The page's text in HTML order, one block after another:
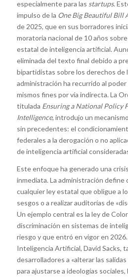
especialmente para las startups.
impulso de la One Big Beautiful Bill
de 2025, que en sus borradores
moratoria nacional de 10 años
estatal de inteligencia artificial.
eliminada del texto final debido a
bipartidistas sobre los derechos de
administración ha recurrido al
mismos fines por vía indirecta. La
titulada Ensuring a National Policy
Intelligence, introdujo un
sin precedentes: el
federales a la derogación o no
de inteligencia artificial
Este enfoque ha generado una
inmediata. La administración define
cualquier ley estatal que obligue a
sesgos o a realizar auditorías de
Un ejemplo central es la ley de
discriminación en sistemas de
riesgo y que entró en vigor en 2026.
Inteligencia Artificial, David Sacks,
desarrolladores a «alterar las
para ajustarse a ideologías sociales,